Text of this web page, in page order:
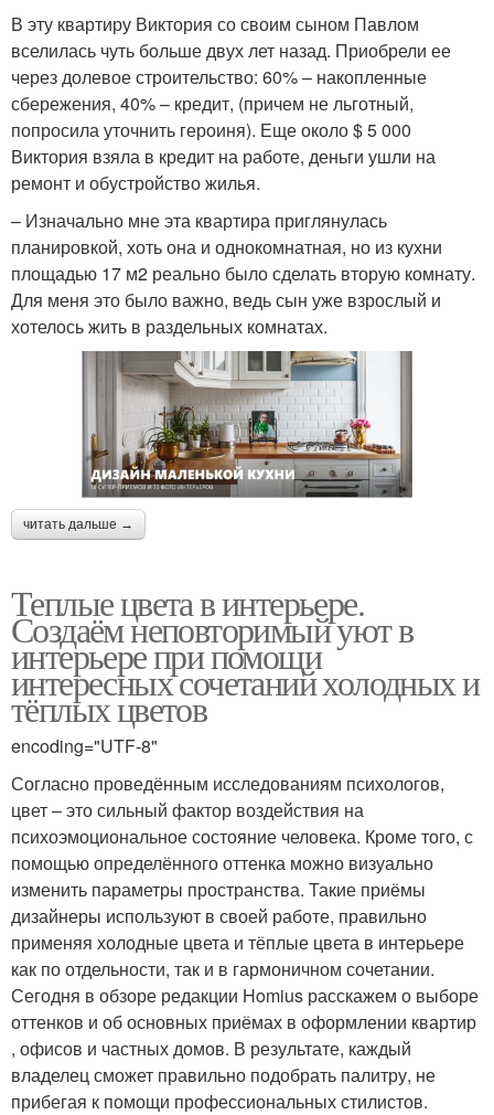
В эту квартиру Виктория со своим сыном Павлом
вселилась чуть больше двух лет назад. Приобрели ее
через долевое строительство: 60% – накопленные
сбережения, 40% – кредит, (причем не льготный,
попросила уточнить героиня). Еще около $ 5 000
Виктория взяла в кредит на работе, деньги ушли на
ремонт и обустройство жилья.
– Изначально мне эта квартира приглянулась
планировкой, хоть она и однокомнатная, но из кухни
площадью 17 м2 реально было сделать вторую комнату.
Для меня это было важно, ведь сын уже взрослый и
хотелось жить в раздельных комнатах.
читать дальше →
Теплые цвета в интерьере.
Создаём неповторимый уют в
интерьере при помощи
интересных сочетаний холодных и
тёплых цветов
encoding="UTF-8"
Согласно проведённым исследованиям психологов,
цвет – это сильный фактор воздействия на
психоэмоциональное состояние человека. Кроме того, с
помощью определённого оттенка можно визуально
изменить параметры пространства. Такие приёмы
дизайнеры используют в своей работе, правильно
применяя холодные цвета и тёплые цвета в интерьере
как по отдельности, так и в гармоничном сочетании.
Сегодня в обзоре редакции Homius расскажем о выборе
оттенков и об основных приёмах в оформлении квартир
, офисов и частных домов. В результате, каждый
владелец сможет правильно подобрать палитру, не
прибегая к помощи профессиональных стилистов.